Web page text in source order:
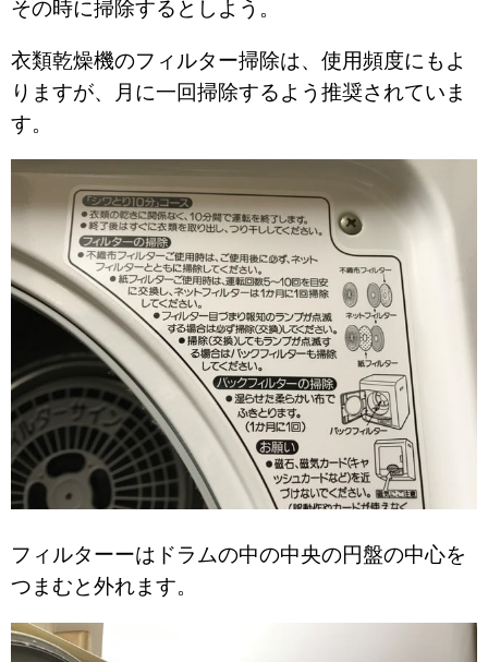
その時に掃除するとしよう。
衣類乾燥機のフィルター掃除は、使用頻度にもよ
りますが、月に一回掃除するよう推奨されていま
す。
フィルターーはドラムの中の中央の円盤の中心を
つまむと外れます。